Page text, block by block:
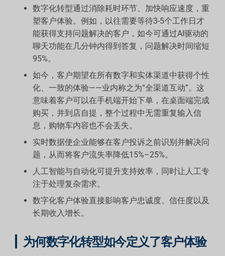
数字化转型通过消除耗时环节、加快响应速度，重
塑客户体验。例如，以往需要等待3-5个工作日才
能获得支持问题解决的客户，如今可通过AI驱动的
聊天功能在几分钟内得到答复，问题解决时间缩短
95%。
如今，客户期望在所有数字和实体渠道中获得个性
化、一致的体验——业内称之为“全渠道互动”。这
意味着客户可以在手机端开始下单，在桌面端完成
购买，并到店自提，整个过程中无需重复输入信
息，购物车内容也不会丢失。
实时数据使企业能够在客户投诉之前识别并解决问
题，从而将客户流失率降低15%–25%。
人工智能与自动化可提升支持效率，同时让人工专
注于处理复杂需求。
数字化客户体验直接影响客户忠诚度、信任度以及
长期收入增长。
为何数字化转型如今定义了客户体验